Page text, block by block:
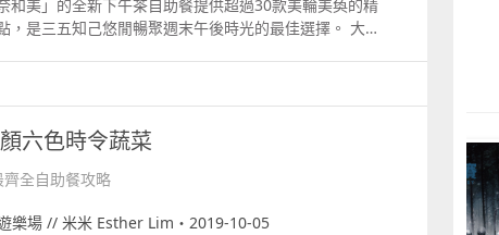
紅酒煮牛面頰 這道菜非常驚喜，牛面頰入口即化，肉
編私心推介！ 甜品區絕對令甜品控瘋狂，集齊來自各地
，有沖繩黑糖蛋糕、草莓蛋糕、閃電泡芙、柚子梳芙
，非常有水準！ 時尚閃電泡芙（分別有香草、黑巧克力
） 即日起至 7月17 日，澳門居民或持有藍卡人士可享
惠，加 $70 還可以無限暢飲紅、白餐酒和特調夏日雞尾
就要趁早啦～ 特調夏日雞尾酒包括：仲夏日之夢、椰林
！）、旭日初升、幽幽藍海 可能會有變動 Urban
廚都匯 地址：澳門 JW 萬豪酒店 1樓 電話：853 8886
和美」的全新下午茶自助餐提供超過30款美輪美奐的精
，是三五知己悠閒暢聚週末午後時光的最佳選擇。 大家
六色時令蔬菜
齊全自助餐攻略
樂場 // 米米 Esther Lim・2019-10-05
2026-07-11 至 2026-08-29 2026-07-11 至 2026-08-08